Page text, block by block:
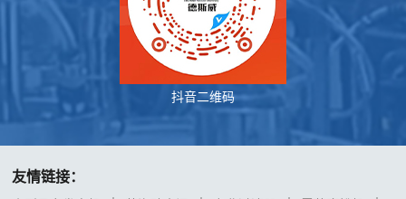
抖音二维码
友情链接：